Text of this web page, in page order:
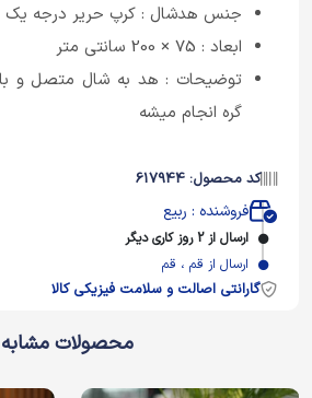
جنس هدشال : كرپ حرير درجه یک
ابعاد : 75 × 200 سانتی متر
توضیحات : هد به شال متصل و
گره انجام میشه
کد محصول: 617944
فروشنده : ربیع
ارسال از 2 روز کاری دیگر
ارسال از قم ، قم
گارانتی اصالت و سلامت فیزیکی کالا
محصولات مشابه